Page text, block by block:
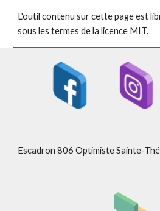
L'outil contenu sur cette page est
sous les termes de la licence MIT.
Escadron 806 Optimiste Sainte-